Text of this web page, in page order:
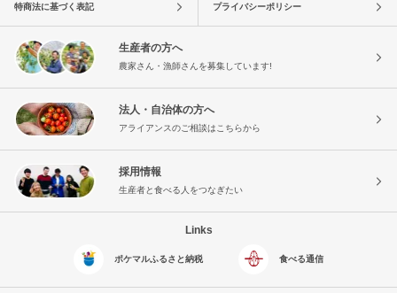
特商法に基づく表記 プライバシーポリシー
生産者の方へ
農家さん・漁師さんを募集しています!
法人・自治体の方へ
アライアンスのご相談はこちらから
採用情報
生産者と食べる人をつなぎたい
Links
ポケマルふるさと納税 食べる通信